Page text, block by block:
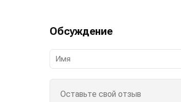
Обсуждение